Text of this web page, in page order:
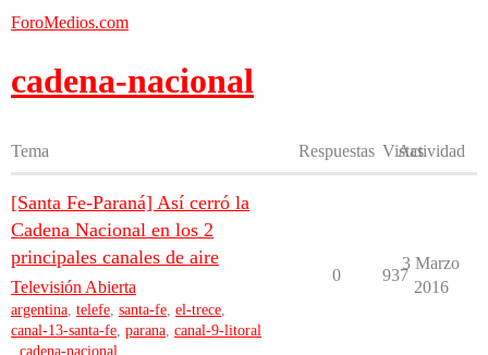
ForoMedios.com
cadena-nacional
Tema Respuestas Vistas
Actividad
[Santa Fe-Paraná] Así cerró la
Cadena Nacional en los 2
principales canales de aire
Televisión Abierta
argentina, telefe, santa-fe, el-trece,
canal-13-santa-fe, parana, canal-9-litoral
, cadena-nacional
0 937
3 Marzo
2016